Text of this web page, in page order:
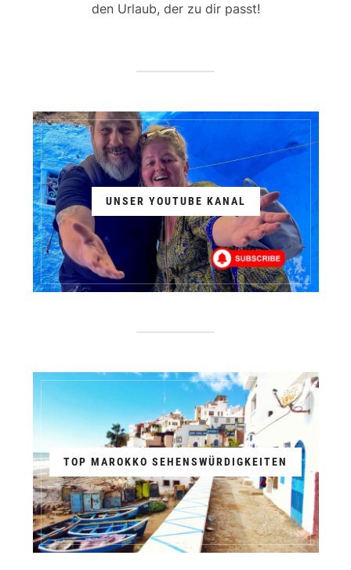
den Urlaub, der zu dir passt!
UNSER YOUTUBE KANAL
TOP MAROKKO SEHENSWÜRDIGKEITEN